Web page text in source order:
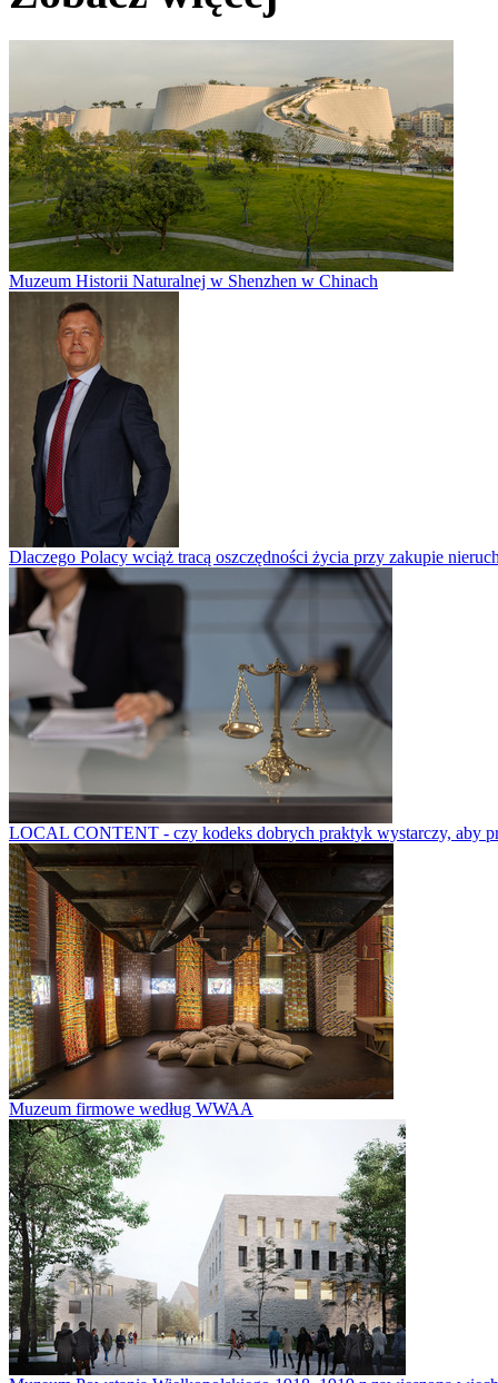
Muzeum Historii Naturalnej w Shenzhen w Chinach
Dlaczego Polacy wciąż tracą oszczędności życia przy zakupie
LOCAL CONTENT - czy kodeks dobrych praktyk wystarczy, aby
Muzeum firmowe według WWAA